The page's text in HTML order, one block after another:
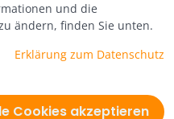
und die
ändern, finden Sie unten.
Erklärung zum Datenschutz
Cookies akzeptieren